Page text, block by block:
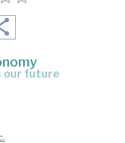
our future